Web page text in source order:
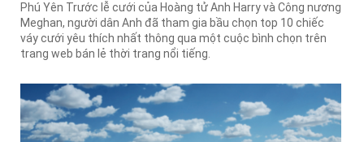
Phú Yên Trước lễ cưới của Hoàng tử Anh Harry và Công nương
Meghan, người dân Anh đã tham gia bầu chọn top 10 chiếc
váy cưới yêu thích nhất thông qua một cuộc bình chọn trên
trang web bán lẻ thời trang nổi tiếng.